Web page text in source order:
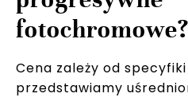
fotochromowe?
Cena zależy od specyfiki
przedstawiamy